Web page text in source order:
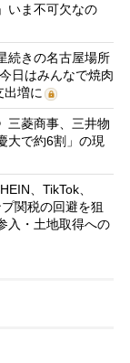
いま不可欠なの
続きの名古屋場所
日はみんなで焼肉
増に
三菱商事、三井物
大で約6割」の現
、TikTok、
関税の回避を狙
入・土地取得への